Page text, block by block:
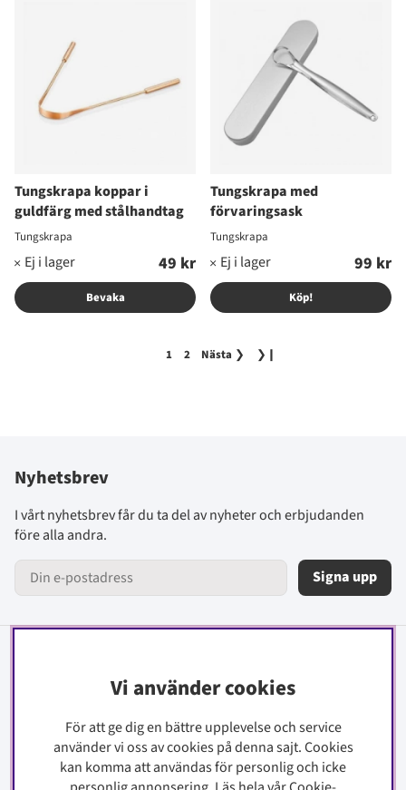
Tungskrapa koppar i
guldfärg med stålhandtag
Tungskrapa
49 kr
Bevaka
Tungskrapa med
förvaringsask
Tungskrapa
99 kr
Köp!
1 2 Nästa ❯ ❯❙
Nyhetsbrev
I vårt nyhetsbrev får du ta del av nyheter och erbjudanden
före alla andra.
Signa upp
Integritetspolicy
Vi använder cookies
För att ge dig en bättre upplevelse och service
använder vi oss av cookies på denna sajt.Cookies
kan komma att användas för personlig och icke